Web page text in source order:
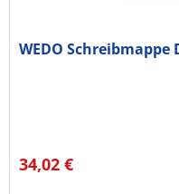
WEDO Schreibmappe
34,02 €